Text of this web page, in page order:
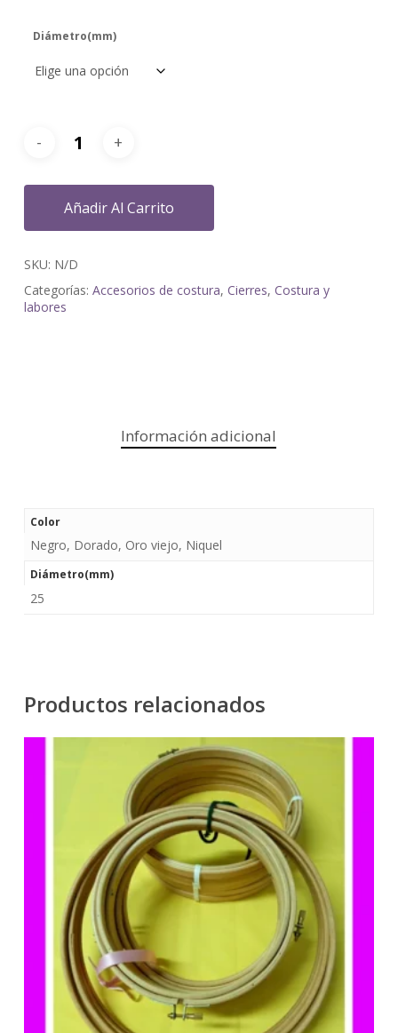
Diámetro(mm)
Añadir Al Carrito
SKU: N/D
Categorías: Accesorios de costura, Cierres, Costura y
labores
Información adicional
Color
Negro, Dorado, Oro viejo, Niquel
Diámetro(mm)
25
Productos relacionados